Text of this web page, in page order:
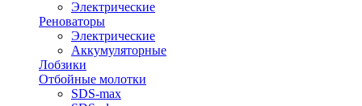
Электрические
Реноваторы
Электрические
Аккумуляторные
Лобзики
Отбойные молотки
SDS-max